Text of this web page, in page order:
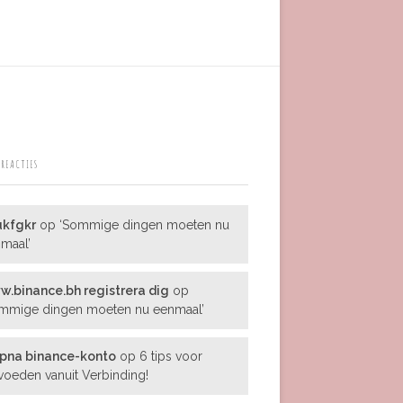
op ‘Sommige dingen moeten nu
registrera dig op
dingen moeten nu eenmaal’
binance-kontoop 6 tips voor
vanuit Verbinding!